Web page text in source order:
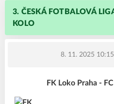
3. ČESKÁ FOTBALOVÁ
KOLO
8. 11. 2025 10:15
FK Loko Praha -